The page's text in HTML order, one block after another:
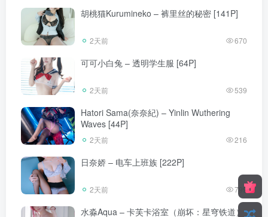
胡桃猫Kurumineko – 裤里丝的秘密 [141P]
2天前 670
可可小白兔 – 透明学生服 [64P]
2天前 539
Hatori Sama(奈奈紀) – Yinlin Wuthering
Waves [44P]
2天前 216
日奈娇 – 电车上班族 [222P]
2天前 799
水淼Aqua – 卡芙卡浴室（崩坏：星穹铁道）